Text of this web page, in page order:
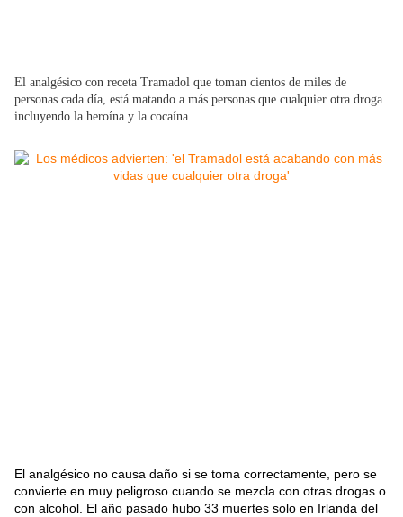
El analgésico con receta Tramadol que toman cientos de miles de
personas cada día, está matando a más personas que cualquier otra droga
incluyendo la heroína y la cocaína.
El analgésico no causa daño si se toma correctamente, pero se
convierte en muy peligroso cuando se mezcla con otras drogas o
con alcohol. El año pasado hubo 33 muertes solo en Irlanda del